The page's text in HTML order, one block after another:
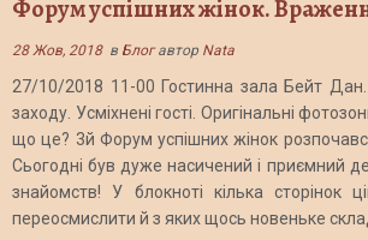
Форум успішних жінок.
28 Жов, 2018в Блогавтор Nata
27/10/2018 11-00 Гостинна зала Бейт Дан.
заходу. Усміхнені гості. Оригінальні
що це? 3й Форум успішних жінок
Сьогодні був дуже насичений і приємний
знайомств! У блокноті кілька сторінок
переосмислити й з яких щось новеньке